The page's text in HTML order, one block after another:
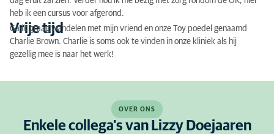
heb ik een cursus voor afgerond.
Vrije tijd
Ga ik graag wandelen met mijn vriend en onze Toy poedel genaamd
Charlie Brown. Charlie is soms ook te vinden in onze kliniek als hij
gezellig mee is naar het werk!
OVER ONS
Enkele collega's van Lizzy Doejaaren